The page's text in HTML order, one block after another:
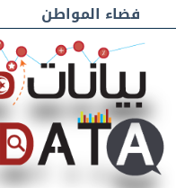
فضاء المواطن